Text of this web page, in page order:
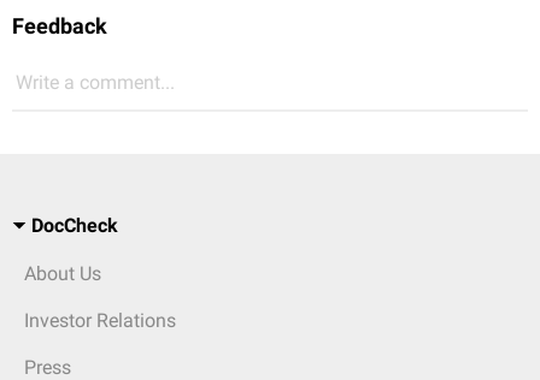
Feedback
Write a comment...
DocCheck
About Us
Investor Relations
Press